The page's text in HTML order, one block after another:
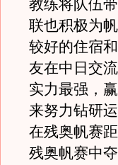
教练将队伍
联也积极为
较好的住宿
友在中日交
实力最强，
来努力钻研
在残奥帆赛
残奥帆赛中